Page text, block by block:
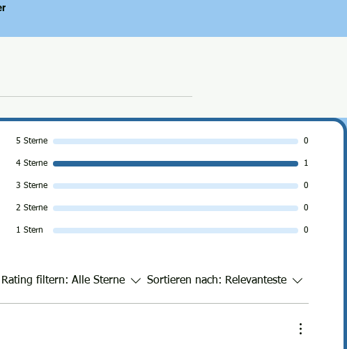
5 Sterne 0
4 Sterne 1
3 Sterne 0
2 Sterne 0
1 Stern 0
Rating filtern: Alle Sterne Sortieren nach: Relevanteste